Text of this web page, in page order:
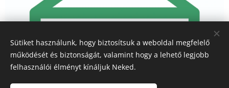
Sütiket használunk, hogy biztosítsuk a weboldal megfelelő
működését és biztonságát, valamint hogy a lehető legjobb
felhasználói élményt kínáljuk Neked.